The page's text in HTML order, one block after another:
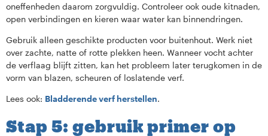
oneffenheden daarom zorgvuldig. Controleer ook oude kitnaden,
open verbindingen en kieren waar water kan binnendringen.
Gebruik alleen geschikte producten voor buitenhout. Werk niet
over zachte, natte of rotte plekken heen. Wanneer vocht achter
de verflaag blijft zitten, kan het probleem later terugkomen in de
vorm van blazen, scheuren of loslatende verf.
Lees ook: Bladderende verf herstellen.
Stap 5: gebruik primer op